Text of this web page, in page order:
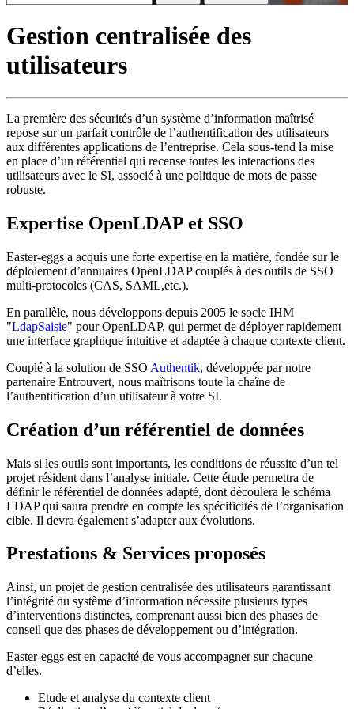
Gestion centralisée des
utilisateurs
La première des sécurités d’un système d’information maîtrisé
repose sur un parfait contrôle de l’authentification des utilisateurs
aux différentes applications de l’entreprise. Cela sous-tend la mise
en place d’un référentiel qui recense toutes les interactions des
utilisateurs avec le SI, associé à une politique de mots de passe
robuste.
Expertise OpenLDAP et SSO
Easter-eggs a acquis une forte expertise en la matière, fondée sur le
déploiement d’annuaires OpenLDAP couplés à des outils de SSO
multi-protocoles (CAS, SAML,etc.).
En parallèle, nous développons depuis 2005 le socle IHM
"LdapSaisie" pour OpenLDAP, qui permet de déployer rapidement
une interface graphique intuitive et adaptée à chaque contexte client.
Couplé à la solution de SSO Authentik, développée par notre
partenaire Entrouvert, nous maîtrisons toute la chaîne de
l’authentification d’un utilisateur à votre SI.
Création d’un référentiel de données
Mais si les outils sont importants, les conditions de réussite d’un tel
projet résident dans l’analyse initiale. Cette étude permettra de
définir le référentiel de données adapté, dont découlera le schéma
LDAP qui saura prendre en compte les spécificités de l’organisation
cible. Il devra également s’adapter aux évolutions.
Prestations & Services proposés
Ainsi, un projet de gestion centralisée des utilisateurs garantissant
l’intégrité du système d’information nécessite plusieurs types
d’interventions distinctes, comprenant aussi bien des phases de
conseil que des phases de développement ou d’intégration.
Easter-eggs est en capacité de vous accompagner sur chacune
d’elles.
Etude et analyse du contexte client